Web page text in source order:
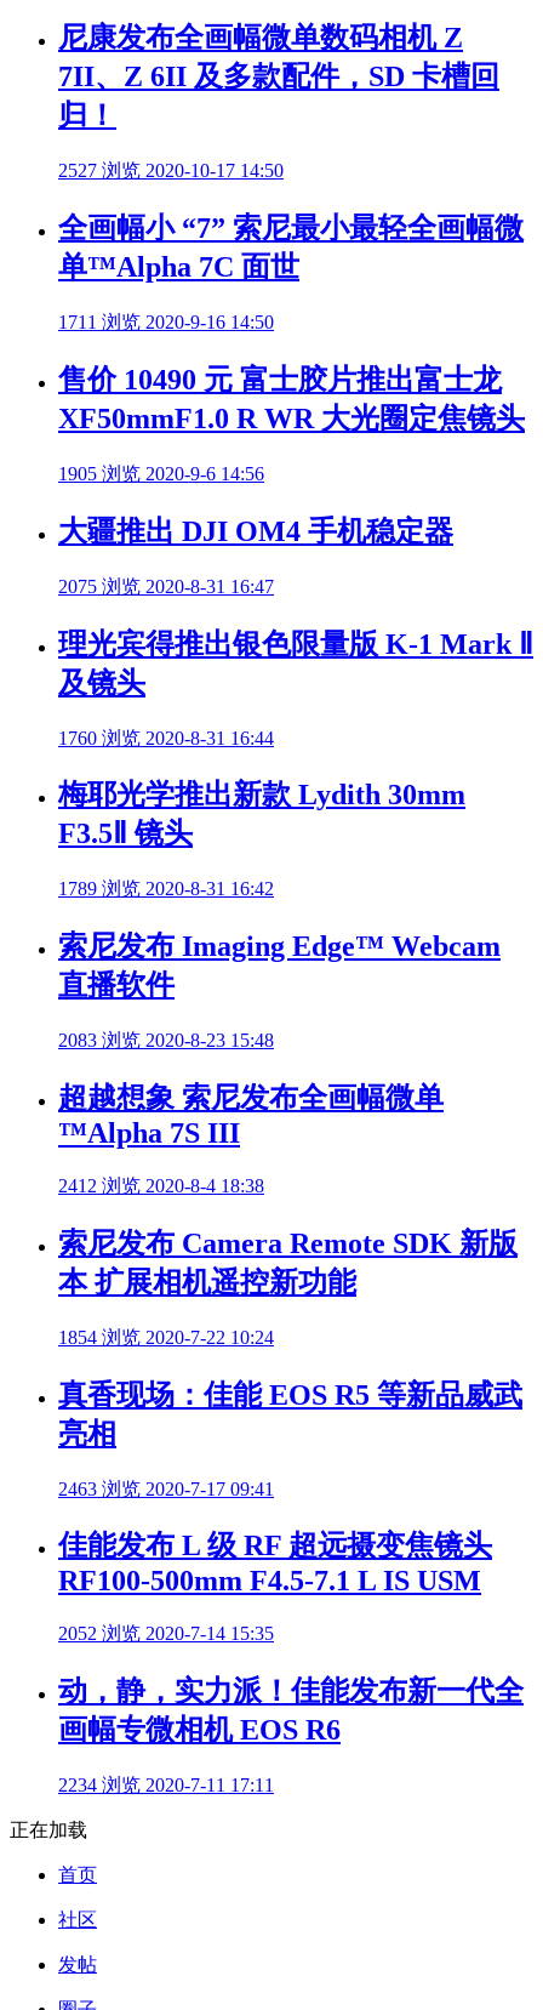
尼康发布全画幅微单数码相机 Z
7II、Z 6II 及多款配件，SD 卡槽回
归！
2527 浏览 2020-10-17 14:50
全画幅小 “7” 索尼最小最轻全画幅微
单™Alpha 7C 面世
1711 浏览 2020-9-16 14:50
售价 10490 元 富士胶片推出富士龙
XF50mmF1.0 R WR 大光圈定焦镜头
1905 浏览 2020-9-6 14:56
大疆推出 DJI OM4 手机稳定器
2075 浏览 2020-8-31 16:47
理光宾得推出银色限量版 K-1 Mark Ⅱ
及镜头
1760 浏览 2020-8-31 16:44
梅耶光学推出新款 Lydith 30mm
F3.5Ⅱ 镜头
1789 浏览 2020-8-31 16:42
索尼发布 Imaging Edge™ Webcam
直播软件
2083 浏览 2020-8-23 15:48
超越想象 索尼发布全画幅微单
™Alpha 7S III
2412 浏览 2020-8-4 18:38
索尼发布 Camera Remote SDK 新版
本 扩展相机遥控新功能
1854 浏览 2020-7-22 10:24
真香现场：佳能 EOS R5 等新品威武
亮相
2463 浏览 2020-7-17 09:41
佳能发布 L 级 RF 超远摄变焦镜头
RF100-500mm F4.5-7.1 L IS USM
2052 浏览 2020-7-14 15:35
动，静，实力派！佳能发布新一代全
画幅专微相机 EOS R6
2234 浏览 2020-7-11 17:11
正在加载
首页
社区
发帖